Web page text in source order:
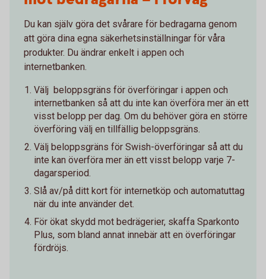
Du kan själv göra det svårare för bedragarna genom
att göra dina egna säkerhetsinställningar för våra
produkter. Du ändrar enkelt i appen och
internetbanken.
Välj beloppsgräns för överföringar i appen och
internetbanken så att du inte kan överföra mer än ett
visst belopp per dag. Om du behöver göra en större
överföring välj en tillfällig beloppsgräns.
Välj beloppsgräns för Swish-överföringar så att du
inte kan överföra mer än ett visst belopp varje 7-
dagarsperiod.
Slå av/på ditt kort för internetköp och automatuttag
när du inte använder det.
För ökat skydd mot bedrägerier, skaffa Sparkonto
Plus, som bland annat innebär att en överföringar
fördröjs.